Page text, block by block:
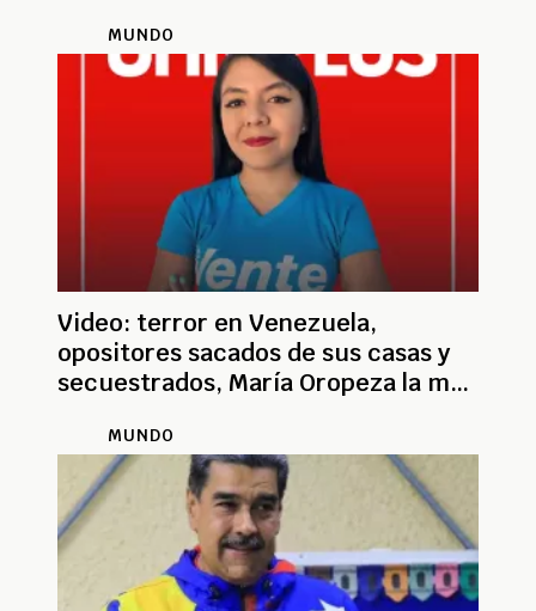
MUNDO
Video: terror en Venezuela,
opositores sacados de sus casas y
secuestrados, María Oropeza la más
MUNDO